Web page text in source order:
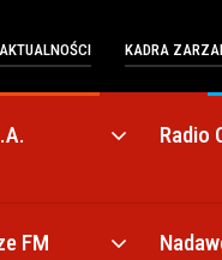
AKTUALNOŚCI KADRA
Radio
FM